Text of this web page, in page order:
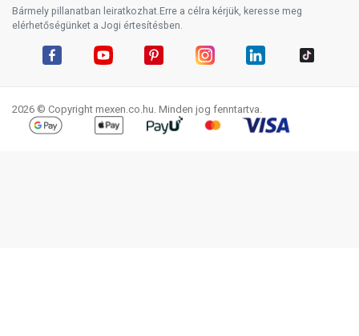
Bármely pillanatban leiratkozhat.Erre a célra kérjük, keresse meg
elérhetőségünket a Jogi értesítésben.
2026 © Copyright mexen.co.hu. Minden jog fenntartva.